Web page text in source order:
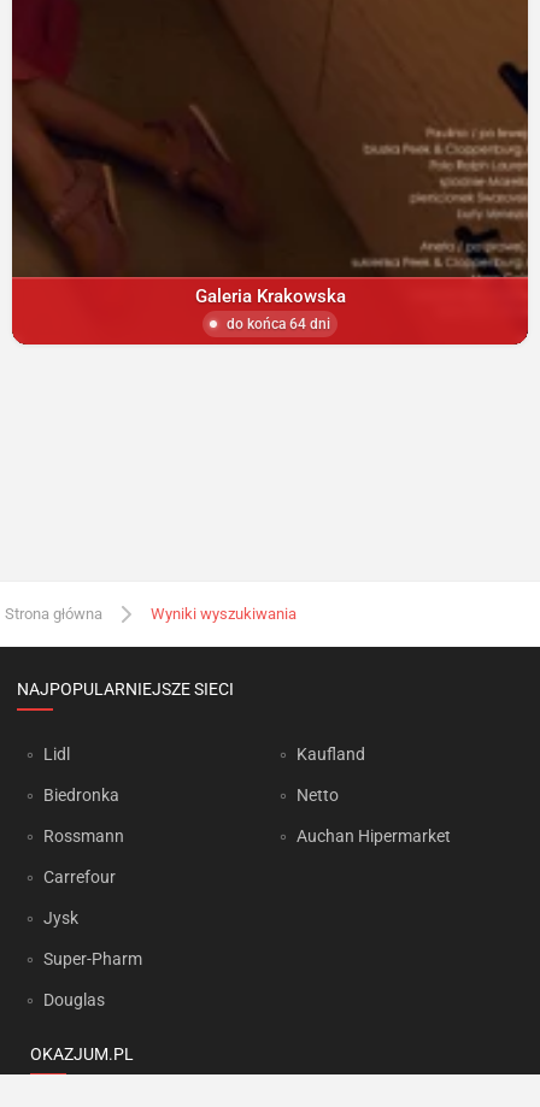
Galeria Krakowska
do końca 64 dni
Strona główna Wyniki wyszukiwania
NAJPOPULARNIEJSZE SIECI
Lidl
Biedronka
Rossmann
Carrefour
Jysk
Super-Pharm
Douglas
Kaufland
Netto
Auchan Hipermarket
OKAZJUM.PL